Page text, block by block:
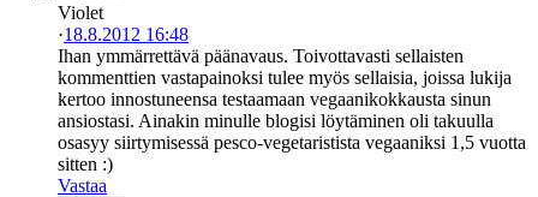
Violet
·18.8.2012 16:48
Ihan ymmärrettävä päänavaus. Toivottavasti sellaisten
kommenttien vastapainoksi tulee myös sellaisia, joissa lukija
kertoo innostuneensa testaamaan vegaanikokkausta sinun
ansiostasi. Ainakin minulle blogisi löytäminen oli takuulla
osasyy siirtymisessä pesco-vegetaristista vegaaniksi 1,5 vuotta
sitten :)
Vastaa